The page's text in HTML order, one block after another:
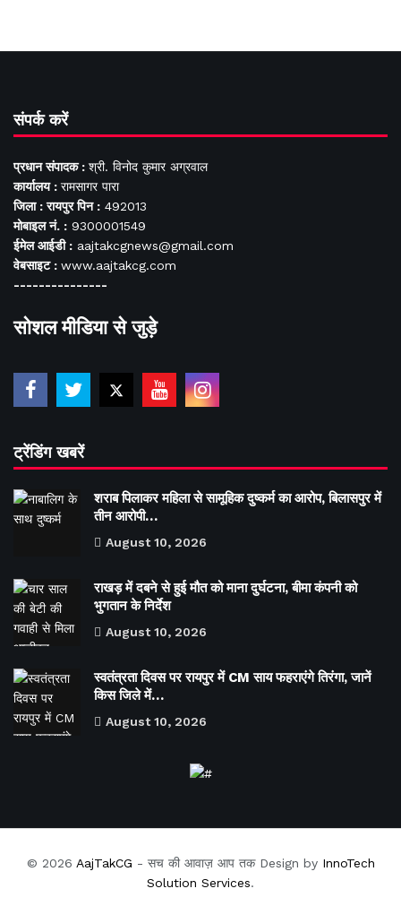
संपर्क करें
प्रधान संपादक : श्री. विनोद कुमार अग्रवाल
कार्यालय : रामसागर पारा
जिला : रायपुर पिन : 492013
मोबाइल नं. : 9300001549
ईमेल आईडी : aajtakcgnews@gmail.com
वेबसाइट : www.aajtakcg.com
---------------
सोशल मीडिया से जुड़े
ट्रेंडिंग खबरें
शराब पिलाकर महिला से सामूहिक दुष्कर्म का आरोप, बिलासपुर में
तीन आरोपी…
August 10, 2026
राखड़ में दबने से हुई मौत को माना दुर्घटना, बीमा कंपनी को
भुगतान के निर्देश
August 10, 2026
स्वतंत्रता दिवस पर रायपुर में CM साय फहराएंगे तिरंगा, जानें
किस जिले में…
August 10, 2026
© 2026 AajTakCG - सच की आवाज़ आप तक Design by InnoTech
Solution Services.